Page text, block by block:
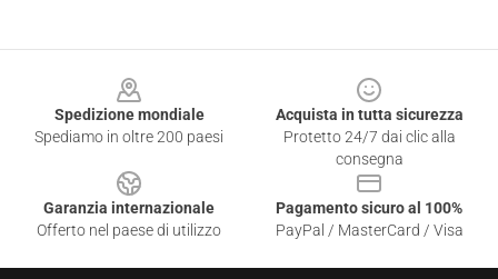
Spedizione mondiale
Spediamo in oltre 200 paesi
Acquista in tutta sicurezza
Protetto 24/7 dai clic alla
consegna
Garanzia internazionale
Offerto nel paese di utilizzo
Pagamento sicuro al 100%
PayPal / MasterCard / Visa